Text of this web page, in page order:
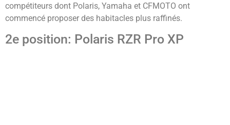
compétiteurs dont Polaris, Yamaha et CFMOTO ont
commencé proposer des habitacles plus raffinés.
2e position: Polaris RZR Pro XP